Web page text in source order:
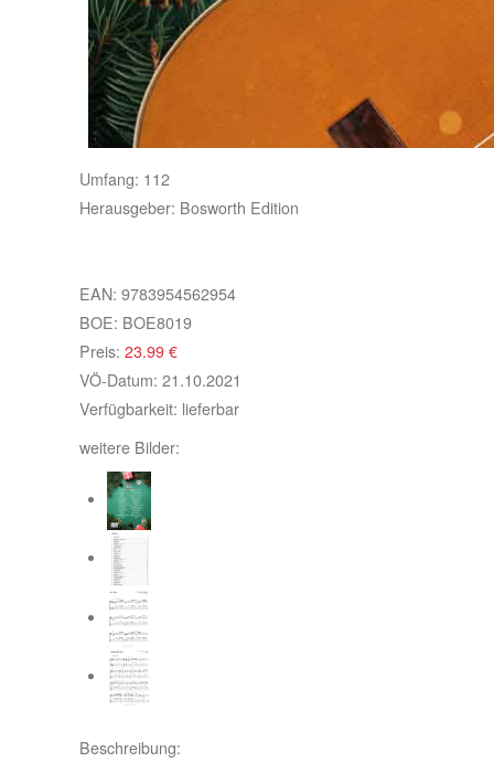
Umfang: 112
Herausgeber: Bosworth Edition
EAN: 9783954562954
BOE: BOE8019
Preis: 23.99 €
VÖ-Datum: 21.10.2021
Verfügbarkeit: lieferbar
weitere Bilder:
Beschreibung: